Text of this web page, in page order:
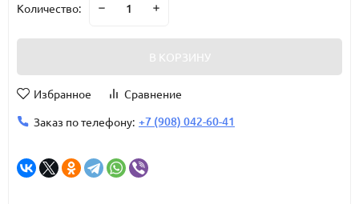
Количество:
В КОРЗИНУ
Избранное
Сравнение
Заказ по телефону: +7 (908) 042-60-41